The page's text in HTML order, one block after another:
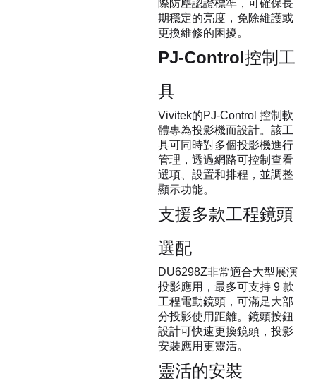
際防塵認證標準，可確保長
期穩定的亮度，免除維護或
更換維修的困擾。
PJ-Control控制工
具
Vivitek的PJ-Control 控制軟
體專為投影機而設計。該工
具可同時對多個投影機進行
管理，透過網路可控制查看
選項、設置和排程，並調整
顯示功能。
支援多款工程鏡頭
選配
DU6298Z非常適合大型展演
投影應用，最多可支持 9 款
工程電動鏡頭，可滿足大部
分投影使用距離。鏡頭按鈕
設計可快速更換鏡頭，投影
安裝應用更靈活。
靈活的安裝